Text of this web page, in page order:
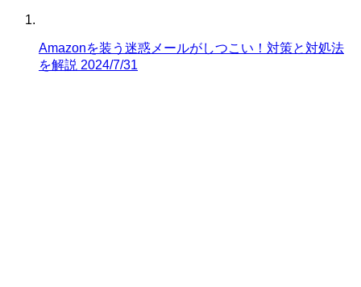
Amazonを装う迷惑メールがしつこい！対策と対処法
を解説 2024/7/31